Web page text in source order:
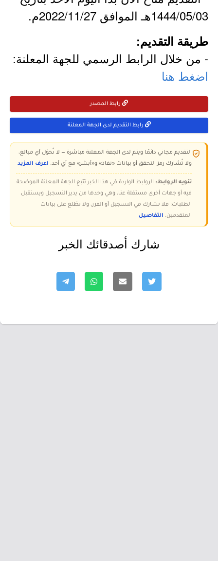
1444/05/03هـ الموافق 2022/11/27م.
طريقة التقديم:
- من خلال الرابط الرسمي للجهة المعلنة:
اضغط هنا
رابط المصدر
رابط التقديم لدى الجهة المعلنة
التقديم مجاني دائمًا ويتم لدى الجهة المعلنة مباشرة — لا تُحوّل أي مبالغ،
ولا تُشارك رمز التحقق أو بيانات «نفاذ» و«أبشر» مع أي أحد. اعرف المزيد
تنويه الروابط: الروابط الواردة في هذا الخبر تتبع الجهة المعلنة الموضحة
فيه أو جهات أخرى مستقلة عنا، وهي وحدها من يدير التسجيل ويستقبل
الطلبات؛ فلا نشارك في التسجيل أو الفرز، ولا نطّلع على بيانات
المتقدمين. التفاصيل
شارك أصدقائك الخبر